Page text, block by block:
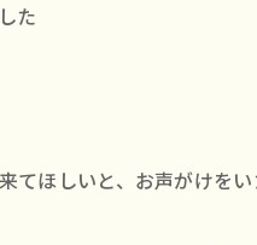
た
てほしいと、お声がけを